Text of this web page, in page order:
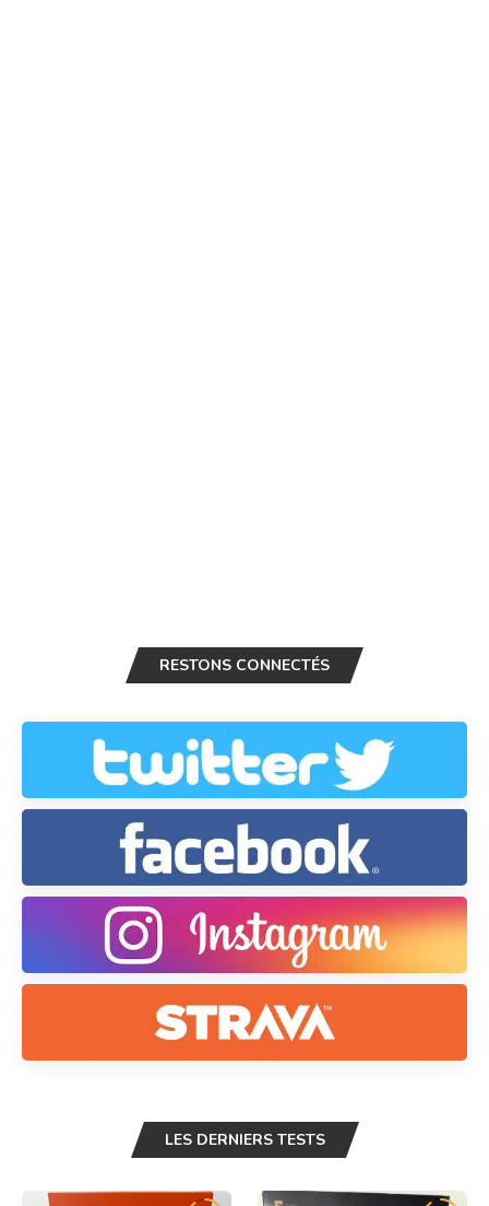
RESTONS CONNECTÉS
LES DERNIERS TESTS